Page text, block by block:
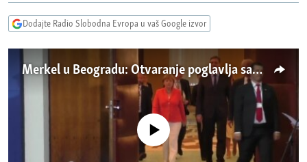
pretragu
FOTOGALERIJE
PODCASTI
RAT U UKRAJINI
RSE PRIČE IZ SVIJETA
Dodajte Radio Slobodna Evropa u vaš Google izvor
Merkel u Beogradu: Otvaranje poglavlja samo pitanje vremena
No media source currently available